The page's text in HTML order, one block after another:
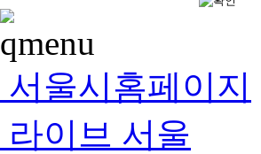
서울시홈페이지
라이브 서울